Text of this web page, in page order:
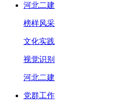
河北二建
榜样风采
文化实践
视觉识别
河北二建
党群工作